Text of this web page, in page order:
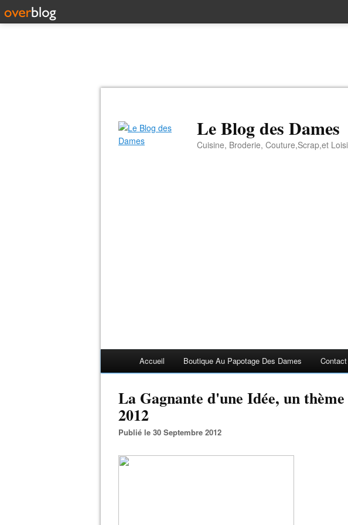
Le Blog des Dames
Cuisine, Broderie, Couture,Scrap,et
Accueil Boutique Au Papotage Des Dames Contact
La Gagnante d'une Idée, un
2012
Publié le 30 Septembre 2012